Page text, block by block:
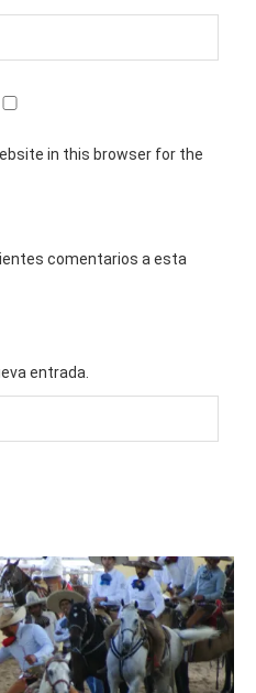
in this browser for the
comentarios a esta
entrada.